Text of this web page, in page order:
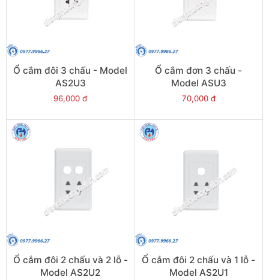
Ổ cắm đôi 3 chấu - Model
AS2U3
96,000 đ
Ổ cắm đơn 3 chấu -
Model ASU3
70,000 đ
Ổ cắm đôi 2 chấu và 2 lỗ -
Model AS2U2
Ổ cắm đôi 2 chấu và 1 lỗ -
Model AS2U1